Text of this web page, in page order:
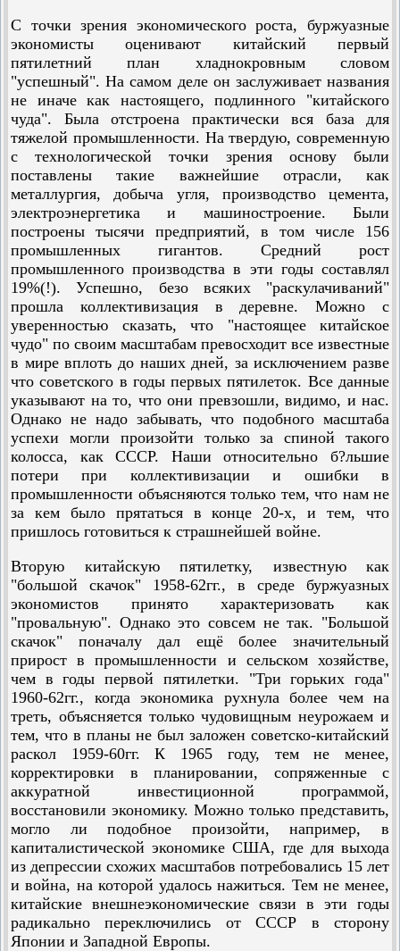
С точки зрения экономического роста, буржуазные
экономисты оценивают китайский первый
пятилетний план хладнокровным словом
"успешный". На самом деле он заслуживает названия
не иначе как настоящего, подлинного "китайского
чуда". Была отстроена практически вся база для
тяжелой промышленности. На твердую, современную
с технологической точки зрения основу были
поставлены такие важнейшие отрасли, как
металлургия, добыча угля, производство цемента,
электроэнергетика и машиностроение. Были
построены тысячи предприятий, в том числе 156
промышленных гигантов. Средний рост
промышленного производства в эти годы составлял
19%(!). Успешно, безо всяких "раскулачиваний"
прошла коллективизация в деревне. Можно с
уверенностью сказать, что "настоящее китайское
чудо" по своим масштабам превосходит все известные
в мире вплоть до наших дней, за исключением разве
что советского в годы первых пятилеток. Все данные
указывают на то, что они превзошли, видимо, и нас.
Однако не надо забывать, что подобного масштаба
успехи могли произойти только за спиной такого
колосса, как СССР. Наши относительно б?льшие
потери при коллективизации и ошибки в
промышленности объясняются только тем, что нам не
за кем было прятаться в конце 20-х, и тем, что
пришлось готовиться к страшнейшей войне.
Вторую китайскую пятилетку, известную как
"большой скачок" 1958-62гг., в среде буржуазных
экономистов принято характеризовать как
"провальную". Однако это совсем не так. "Большой
скачок" поначалу дал ещё более значительный
прирост в промышленности и сельском хозяйстве,
чем в годы первой пятилетки. "Три горьких года"
1960-62гг., когда экономика рухнула более чем на
треть, объясняется только чудовищным неурожаем и
тем, что в планы не был заложен советско-китайский
раскол 1959-60гг. К 1965 году, тем не менее,
корректировки в планировании, сопряженные с
аккуратной инвестиционной программой,
восстановили экономику. Можно только представить,
могло ли подобное произойти, например, в
капиталистической экономике США, где для выхода
из депрессии схожих масштабов потребовались 15 лет
и война, на которой удалось нажиться. Тем не менее,
китайские внешнеэкономические связи в эти годы
радикально переключились от СССР в сторону
Японии и Западной Европы.